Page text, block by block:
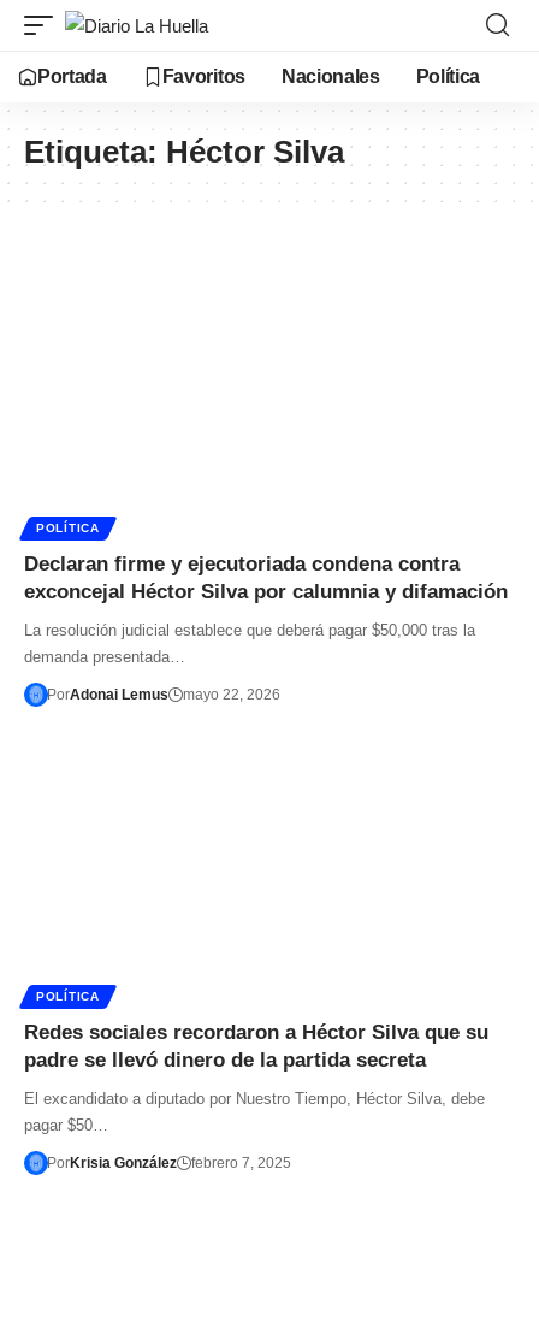
Portada Favoritos Nacionales Política
Etiqueta: Héctor Silva
POLÍTICA
Declaran firme y ejecutoriada condena contra
exconcejal Héctor Silva por calumnia y difamación
La resolución judicial establece que deberá pagar $50,000 tras la
demanda presentada…
PorAdonai Lemus mayo 22, 2026
POLÍTICA
Redes sociales recordaron a Héctor Silva que su
padre se llevó dinero de la partida secreta
El excandidato a diputado por Nuestro Tiempo, Héctor Silva, debe
pagar $50…
PorKrisia González febrero 7, 2025